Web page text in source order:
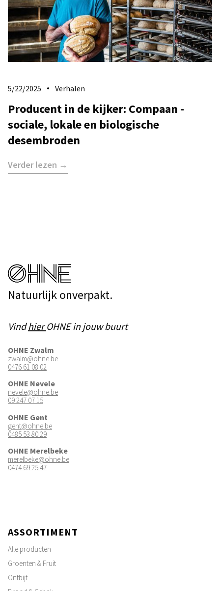
5/22/2025 Verhalen
Producent in de kijker: Compaan -
sociale, lokale en biologische
desembroden
Verder lezen →
Natuurlijk onverpakt.
VindhierOHNE in jouw buurt
OHNE Zwalm
zwalm@ohne.be
0476 61 08 02
OHNE Nevele
nevele@ohne.be
09 247 07 15
OHNE Gent
gent@ohne.be
0485 53 80 29
OHNE Merelbeke
merelbeke@ohne.be
0474 69 25 47
ASSORTIMENT
Alle producten
Groenten & Fruit
Ontbijt